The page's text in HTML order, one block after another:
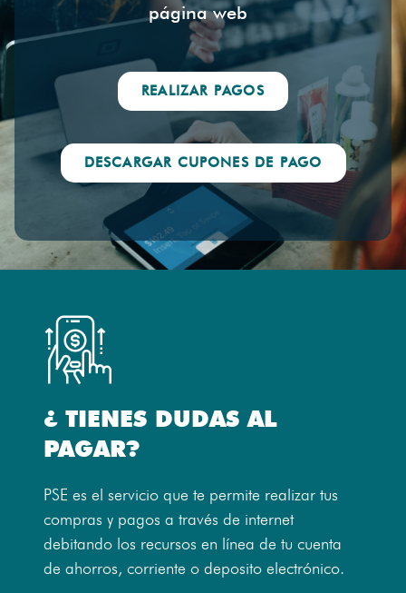
página web
REALIZAR PAGOS
DESCARGAR CUPONES DE PAGO
¿ TIENES DUDAS AL
PAGAR?
PSE es el servicio que te permite realizar tus
compras y pagos a través de internet
debitando los recursos en línea de tu cuenta
de ahorros, corriente o deposito electrónico.